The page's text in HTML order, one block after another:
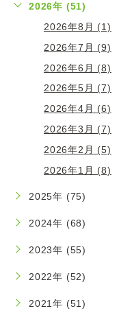
2026年 (51)
2026年8月 (1)
2026年7月 (9)
2026年6月 (8)
2026年5月 (7)
2026年4月 (6)
2026年3月 (7)
2026年2月 (5)
2026年1月 (8)
2025年 (75)
2024年 (68)
2023年 (55)
2022年 (52)
2021年 (51)